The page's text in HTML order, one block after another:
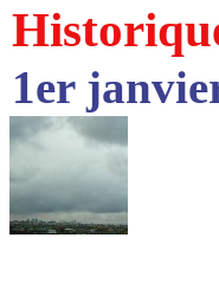
1er